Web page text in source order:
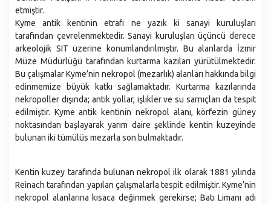
etmiştir.
Kyme antik kentinin etrafı ne yazık ki sanayi kuruluşları
tarafından çevrelenmektedir. Sanayi kuruluşları üçüncü derece
arkeolojik SIT üzerine konumlandırılmıştır. Bu alanlarda İzmir
Müze Müdürlüğü tarafından kurtarma kazıları yürütülmektedir.
Bu çalışmalar Kyme’nin nekropol (mezarlık) alanları hakkında bilgi
edinmemize büyük katkı sağlamaktadır. Kurtarma kazılarında
nekropoller dışında; antik yollar, işlikler ve su sarnıçları da tespit
edilmiştir. Kyme antik kentinin nekropol alanı, körfezin güney
noktasından başlayarak yarım daire şeklinde kentin kuzeyinde
bulunan iki tümülüs mezarla son bulmaktadır.
Kentin kuzey tarafında bulunan nekropol ilk olarak 1881 yılında
Reinach tarafından yapılan çalışmalarla tespit edilmiştir. Kyme’nin
nekropol alanlarına kısaca değinmek gerekirse; Batı Limanı adı